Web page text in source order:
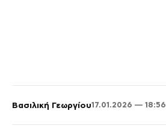
Βασιλική Γεωργίου17.01.2026 — 18:56